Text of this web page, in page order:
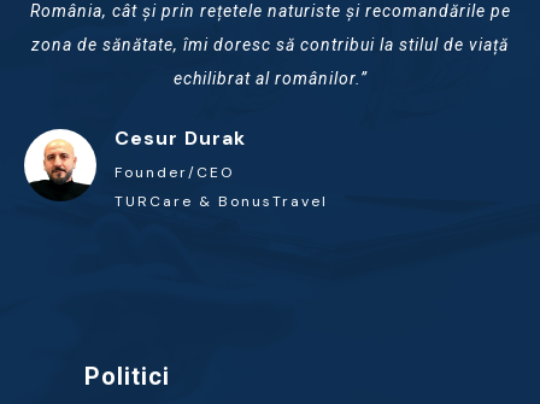
România, cât și prin rețetele naturiste și recomandările pe
zona de sănătate, îmi doresc să contribui la stilul de viață
echilibrat al românilor.”
Cesur Durak
Founder/CEO
TURCare & BonusTravel
Politici